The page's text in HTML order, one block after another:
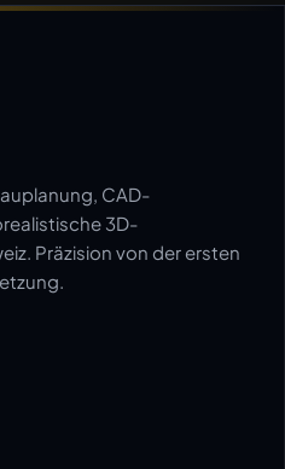
CAD-
3D-
Präzision von der ersten